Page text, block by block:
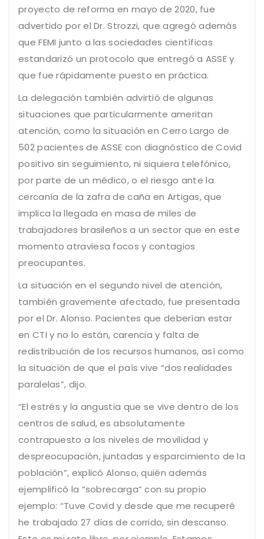
proyecto de reforma en mayo de 2020, fue
advertido por el Dr. Strozzi, que agregó además
que FEMI junto a las sociedades científicas
estandarizó un protocolo que entregó a ASSE y
que fue rápidamente puesto en práctica.
La delegación también advirtió de algunas
situaciones que particularmente ameritan
atención, como la situación en Cerro Largo de
502 pacientes de ASSE con diagnóstico de Covid
positivo sin seguimiento, ni siquiera telefónico,
por parte de un médico, o el riesgo ante la
cercanía de la zafra de caña en Artigas, que
implica la llegada en masa de miles de
trabajadores brasileños a un sector que en este
momento atraviesa focos y contagios
preocupantes.
La situación en el segundo nivel de atención,
también gravemente afectado, fue presentada
por el Dr. Alonso. Pacientes que deberían estar
en CTI y no lo están, carencia y falta de
redistribución de los recursos humanos, así como
la situación de que el país vive “dos realidades
paralelas”, dijo.
“El estrés y la angustia que se vive dentro de los
centros de salud, es absolutamente
contrapuesto a los niveles de movilidad y
despreocupación, juntadas y esparcimiento de la
población”, explicó Alonso, quién además
ejemplificó la “sobrecarga” con su propio
ejemplo: “Tuve Covid y desde que me recuperé
he trabajado 27 días de corrido, sin descanso.